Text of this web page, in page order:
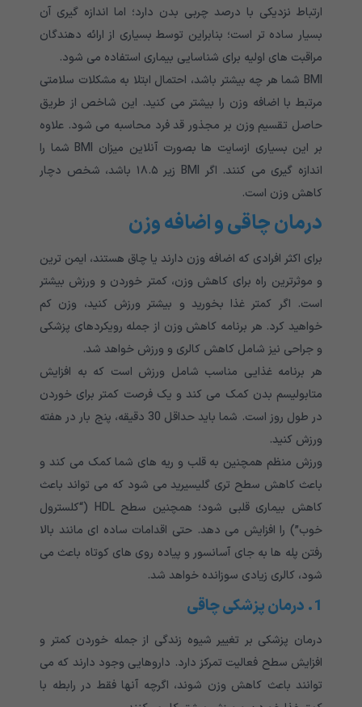
ارتباط نزدیکی با درصد چربی بدن دارد؛ اما اندازه گیری آن
بسیار ساده تر است؛ بنابراین توسط بسیاری از ارائه دهندگان
مراقبت های اولیه برای شناسایی بیماری استفاده می شود.
BMI شما هر چه بیشتر باشد، احتمال ابتلا به مشکلات سلامتی
مرتبط با اضافه وزن را بیشتر می کنید. این شاخص از طریق
حاصل تقسیم وزن بر مجذور قد فرد محاسبه می شود. علاوه
بر این بسیاری ازسایت ها بصورت آنلاین میزان BMI شما را
اندازه گیری می کنند. اگر BMI زیر ۱۸.۵ باشد، شخص دچار
کاهش وزن است.
درمان چاقی و اضافه وزن
برای اکثر افرادی که اضافه وزن دارند یا چاق هستند، ایمن ترین
و موثرترین راه برای کاهش وزن، کمتر خوردن و ورزش بیشتر
است. اگر کمتر غذا بخورید و بیشتر ورزش کنید، وزن کم
خواهید کرد. هر برنامه کاهش وزن از جمله رویکردهای پزشکی
و جراحی نیز شامل کاهش کالری و ورزش خواهد شد.
هر برنامه غذایی مناسب شامل ورزش است که به افزایش
متابولیسم بدن کمک می کند و یک فرصت کمتر برای خوردن
در طول روز است. شما باید حداقل 30 دقیقه، پنج بار در هفته
ورزش کنید.
ورزش منظم همچنین به قلب و ریه های شما کمک می کند و
باعث کاهش سطح تری گلیسیرید می شود که می تواند باعث
کاهش بیماری قلبی شود؛ همچنین سطح HDL (“کلسترول
خوب”) را افزایش می دهد. حتی اقدامات ساده ای مانند بالا
رفتن پله ها به جای آسانسور و پیاده روی های کوتاه باعث می
شود، کالری زیادی سوزانده خواهد شد.
1. درمان پزشکی چاقی
درمان پزشکی بر تغییر شیوه زندگی از جمله خوردن کمتر و
افزایش سطح فعالیت تمرکز دارد. داروهایی وجود دارند که می
توانند باعث کاهش وزن شوند، اگرچه آنها فقط در رابطه با